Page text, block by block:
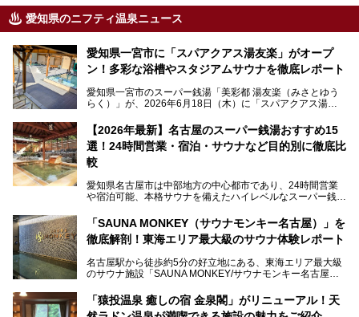
愛知県のニフティ温泉ニュース
愛知県一宮市に「スパアクアス湯友楽」がオープ
ン！多彩な浴槽やスタジアムサウナを徹底レポート
愛知県一宮市のスーパー銭湯「美彩都 湯友楽（みさとゆう
らく）」が、2026年6月18日（木）に「スパアクアス湯友
この地で30年にわたり愛され続けてきた施設だからこそ、
地元住民をはじめオープンを待ちわびている人も多いのでは
ないでしょうか。
老朽化した設備の補修を機に、2年前からじっくり構想を練
ってきたというだけあって、館内の充実度は想像以上。
以前の4倍に拡張したという露天エリアや10の浴槽、40人収
容の巨大なスタジアムサウナに、岩盤浴やリラクゼーション
までまるごと楽しめる施設に生まれ変わりました。
今回は、全面リニューアルして新しくなった「スパアクアス
【2026年最新】名古屋のスーパー銭湯おすすめ15
選！24時間営業・宿泊・サウナなど目的別に徹底比
較
愛知県名古屋市は中部地方の中心都市であり、24時間営業
や宿泊可能、本格サウナを備えたハイレベルなスーパー銭湯
そのため、「日々の仕事の疲れを心身ともにリセットした
い」「休日に時間を忘れて1日中ダラダラ過ごしたい」「コ
くある点が魅力です！
お好みの温泉施設を見つけて楽しんでくださいね。
「SAUNA MONKEY（サウナモンキー名古屋）」を
徹底解剖！東海エリア最大級のサウナ体験レポート
名古屋駅から徒歩約5分の好立地にある、東海エリア最大級
のサウナ施設「SAUNA MONKEY/サウナモンキー名古屋」
「名古屋駅周辺ってサウナが少ないよね」という声をよく耳
にするだけあり、アクセスの良さにも胸が高鳴ります。
「猿投温泉 癒しの宿 金泉閣」がリニューアル！天